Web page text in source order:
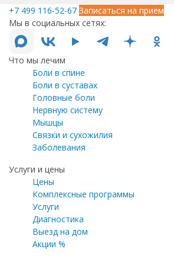
+7 499 116-52-67 Записаться на прием
Мы в социальных сетях:
Что мы лечим
Боли в спине
Боли в суставах
Головные боли
Нервную систему
Мышцы
Связки и сухожилия
Заболевания
Услуги и цены
Цены
Комплексные программы
Услуги
Диагностика
Выезд на дом
Акции %